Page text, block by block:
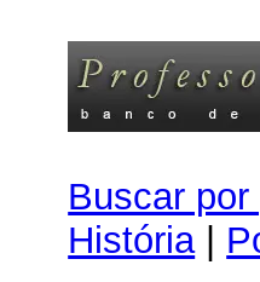
Buscar
História|